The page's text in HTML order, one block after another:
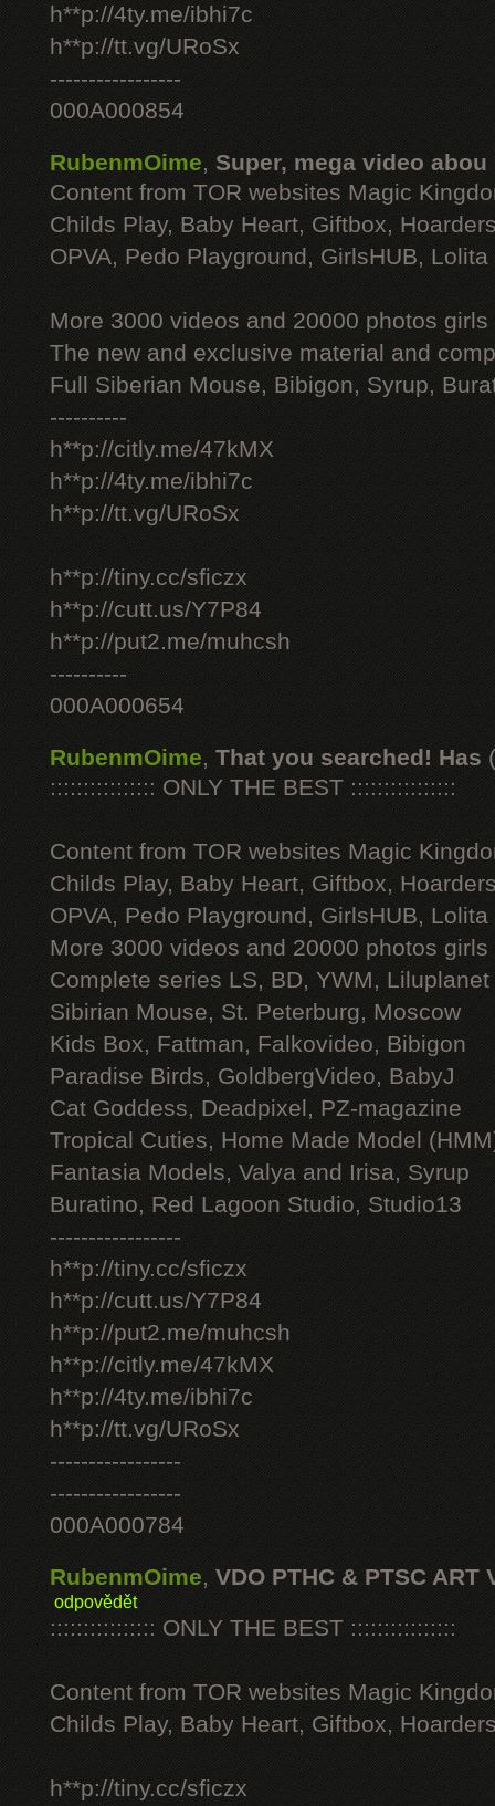
h**p://4ty.me/ibhi7c
h**p://tt.vg/URoSx
-----------------
000A000854
RubenmOime, Super, mega video abou
Content from TOR websites Magic
Childs Play, Baby Heart, Giftbox,
OPVA, Pedo Playground, GirlsHUB, Lolita
More 3000 videos and 20000 photos
The new and exclusive material and
Full Siberian Mouse, Bibigon, Syrup,
----------
h**p://citly.me/47kMX
h**p://4ty.me/ibhi7c
h**p://tt.vg/URoSx
h**p://tiny.cc/sficzx
h**p://cutt.us/Y7P84
h**p://put2.me/muhcsh
----------
000A000654
RubenmOime, That you searched! Has
:::::::::::::::: ONLY THE BEST ::::::::::::::::
Content from TOR websites Magic
Childs Play, Baby Heart, Giftbox,
OPVA, Pedo Playground, GirlsHUB, Lolita
More 3000 videos and 20000 photos
Complete series LS, BD, YWM, Liluplanet
Sibirian Mouse, St. Peterburg, Moscow
Kids Box, Fattman, Falkovideo, Bibigon
Paradise Birds, GoldbergVideo, BabyJ
Cat Goddess, Deadpixel, PZ-magazine
Tropical Cuties, Home Made Model
Fantasia Models, Valya and Irisa, Syrup
Buratino, Red Lagoon Studio, Studio13
-----------------
h**p://tiny.cc/sficzx
h**p://cutt.us/Y7P84
h**p://put2.me/muhcsh
h**p://citly.me/47kMX
h**p://4ty.me/ibhi7c
h**p://tt.vg/URoSx
-----------------
-----------------
000A000784
RubenmOime, VDO PTHC & PTSC ART
odpovědět
:::::::::::::::: ONLY THE BEST ::::::::::::::::
Content from TOR websites Magic
Childs Play, Baby Heart, Giftbox,
h**p://tiny.cc/sficzx